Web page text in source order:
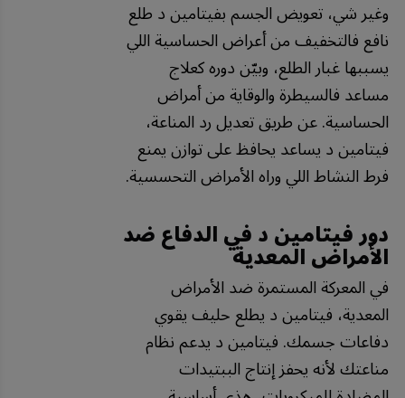
وغير شي، تعويض الجسم بفيتامين د طلع
نافع فالتخفيف من أعراض الحساسية اللي
يسببها غبار الطلع، وبيّن دوره كعلاج
مساعد فالسيطرة والوقاية من أمراض
الحساسية. عن طريق تعديل رد المناعة،
فيتامين د يساعد يحافظ على توازن يمنع
فرط النشاط اللي وراه الأمراض التحسسية.
دور فيتامين د في الدفاع ضد
الأمراض المعدية
في المعركة المستمرة ضد الأمراض
المعدية، فيتامين د يطلع حليف يقوي
دفاعات جسمك. فيتامين د يدعم نظام
مناعتك لأنه يحفز إنتاج الببتيدات